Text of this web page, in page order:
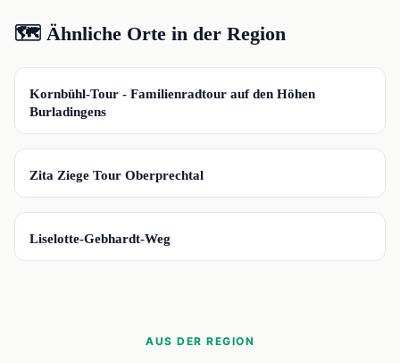
🗺️ Ähnliche Orte in der Region
📍
Kornbühl-Tour - Familienradtour auf den Höhen
Burladingens
📍
Zita Ziege Tour Oberprechtal
📍
Liselotte-Gebhardt-Weg
AUS DER REGION